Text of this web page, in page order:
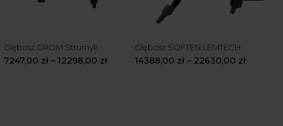
Głębosz GROM Strumyk
7247,00 zł – 12298,00 zł
Głębosz SOFTEN LEMTECH
14388,00 zł – 22630,00 zł